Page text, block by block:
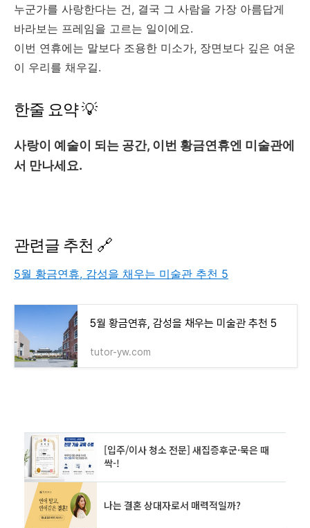
누군가를 사랑한다는 건, 결국 그 사람을 가장 아름답게
바라보는 프레임을 고르는 일이에요.
이번 연휴에는 말보다 조용한 미소가, 장면보다 깊은 여운
이 우리를 채우길.
한줄 요약 💡
사랑이 예술이 되는 공간, 이번 황금연휴엔 미술관에
서 만나세요.
관련글 추천 🔗
5월 황금연휴, 감성을 채우는 미술관 추천 5
5월 황금연휴, 감성을 채우는 미술관 추천 5
tutor-yw.com